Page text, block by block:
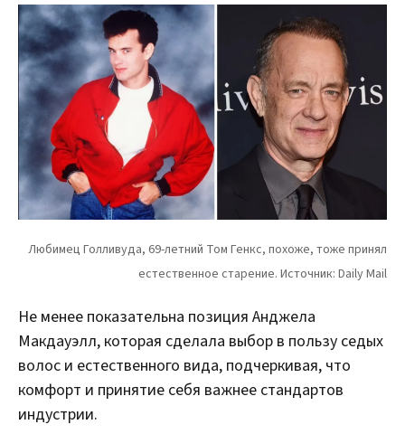
Не менее показательна позиция Анджела
Макдауэлл, которая сделала выбор в пользу седых
волос и естественного вида, подчеркивая, что
комфорт и принятие себя важнее стандартов
индустрии.